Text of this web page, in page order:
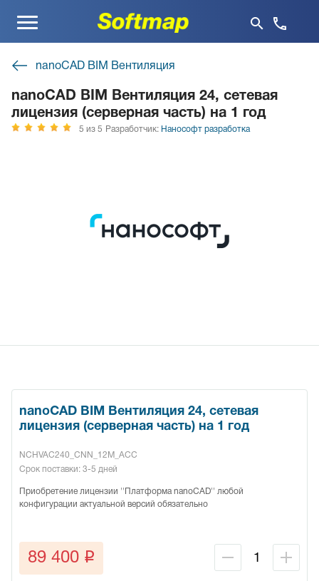
Меню
nanoCAD BIM Вентиляция
nanoCAD BIM Вентиляция 24, сетевая
лицензия (серверная часть) на 1 год
5 из 5 Разработчик: Нанософт разработка
nanoCAD BIM Вентиляция 24, сетевая
лицензия (серверная часть) на 1 год
NCHVAC240_CNN_12M_ACC
Срок поставки: 3-5 дней
Приобретение лицензии ''Платформа nanoCAD'' любой
конфигурации актуальной версий обязательно
89 400 q